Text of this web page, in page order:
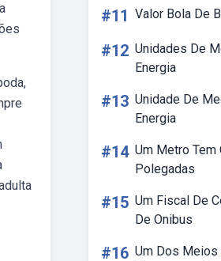
#11 Valor Bola De
#12 Unidades De
Energia
#13 Unidade De
Energia
#14 Um Metro Tem
Polegadas
#15 Um Fiscal De
De Onibus
#16 Um Dos Meios